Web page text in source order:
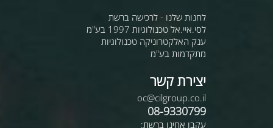
לחנות שלנו - לרכישה ברשת
לסי.איי.אל טכנולוגיות 1997 בע"מ
ענק האלקטרוניקה טכנולוגיות
מתקדמות בע"מ
יצירת קשר
oc@cilgroup.co.il
08-9330799
עקבו אחינו ברשת: